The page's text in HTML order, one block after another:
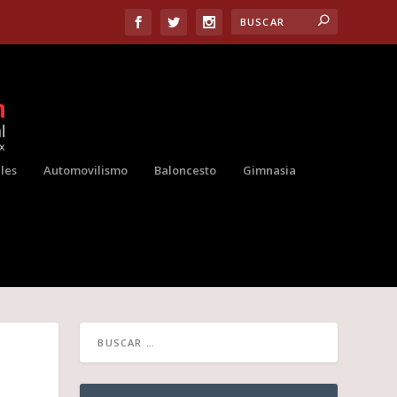
Automovilismo Baloncesto Gimnasia